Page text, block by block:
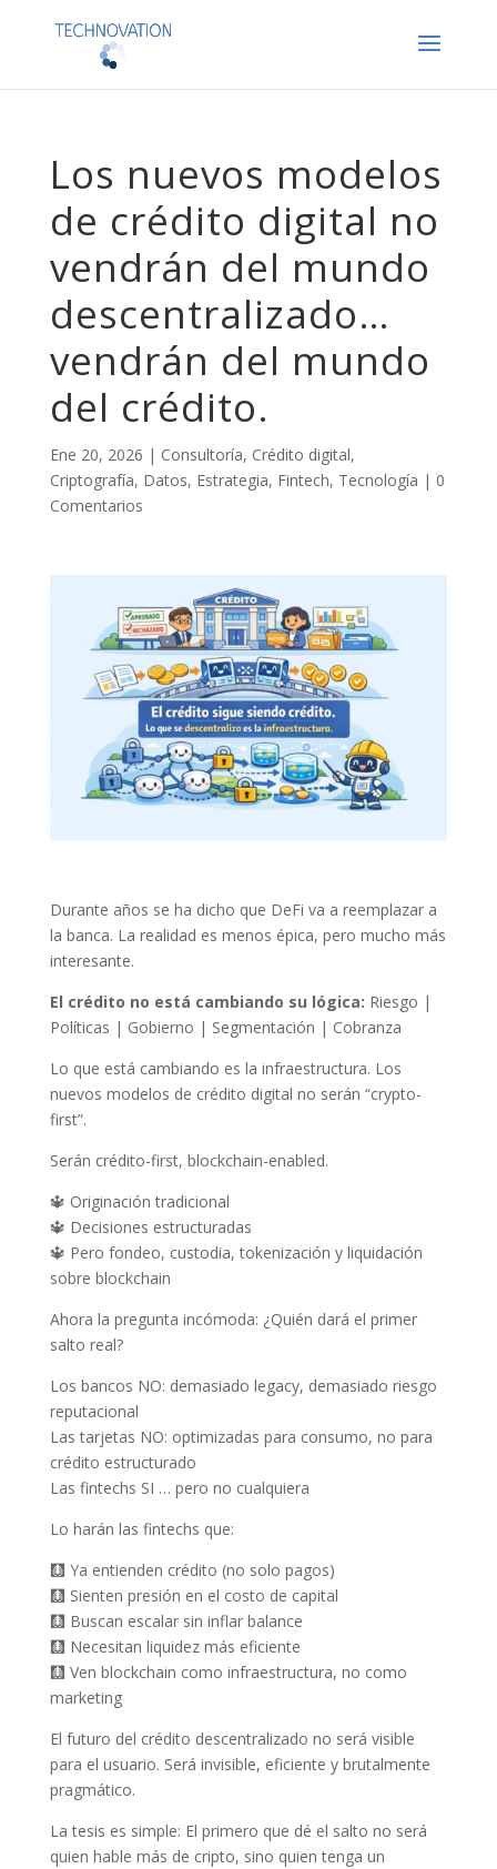
Los nuevos modelos
de crédito digital no
vendrán del mundo
descentralizado…
vendrán del mundo
del crédito.
Ene 20, 2026 | Consultoría, Crédito digital,
Criptografía, Datos, Estrategia, Fintech, Tecnología | 0
Comentarios
Durante años se ha dicho que DeFi va a reemplazar a
la banca. La realidad es menos épica, pero mucho más
interesante.
El crédito no está cambiando su lógica: Riesgo |
Políticas | Gobierno | Segmentación | Cobranza
Lo que está cambiando es la infraestructura. Los
nuevos modelos de crédito digital no serán “crypto-
first”.
Serán crédito-first, blockchain-enabled.
🔱 Originación tradicional
🔱 Decisiones estructuradas
🔱 Pero fondeo, custodia, tokenización y liquidación
sobre blockchain
Ahora la pregunta incómoda: ¿Quién dará el primer
salto real?
Los bancos NO: demasiado legacy, demasiado riesgo
reputacional
Las tarjetas NO: optimizadas para consumo, no para
crédito estructurado
Las fintechs SI … pero no cualquiera
Lo harán las fintechs que:
🩻 Ya entienden crédito (no solo pagos)
🩻 Sienten presión en el costo de capital
🩻 Buscan escalar sin inflar balance
🩻 Necesitan liquidez más eficiente
🩻 Ven blockchain como infraestructura, no como
marketing
El futuro del crédito descentralizado no será visible
para el usuario. Será invisible, eficiente y brutalmente
pragmático.
La tesis es simple: El primero que dé el salto no será
quien hable más de cripto, sino quien tenga un